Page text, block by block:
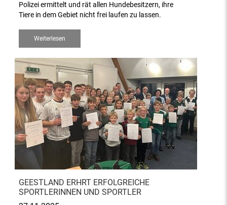
Polizei ermittelt und rät allen Hundebesitzern, ihre
Tiere in dem Gebiet nicht frei laufen zu lassen.
Weiterlesen
GEESTLAND ERHRT ERFOLGREICHE
SPORTLERINNEN UND SPORTLER